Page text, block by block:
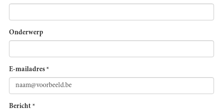
Onderwerp
E-mailadres *
Bericht *